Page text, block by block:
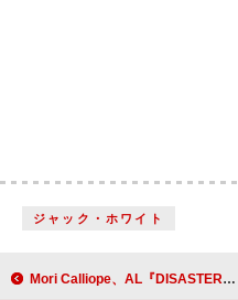
ジャック・ホワイト
Mori Calliope、AL『DISASTERPIECE』トラックリスト公開